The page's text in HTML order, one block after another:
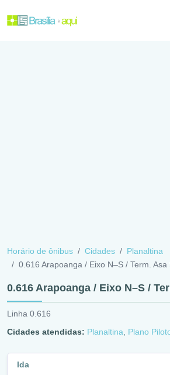
Horário de ônibus Cidades
Planaltina
0.616 Arapoanga / Eixo N–S / Term. Asa
0.616 Arapoanga / Eixo N–S /
Linha 0.616
Cidades atendidas: Planaltina Plano
Ida